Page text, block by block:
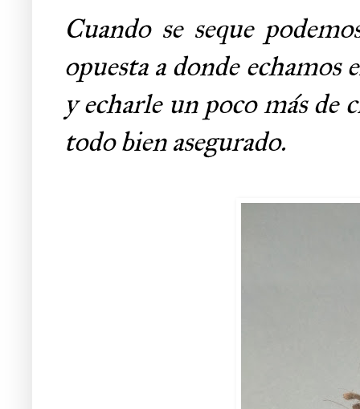
Cuando se seque
opuesta a donde
y echarle un poco más de
todo bien asegurado.